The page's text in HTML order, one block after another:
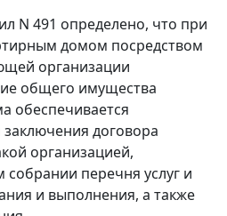
N 491 определено, что при
домом посредством
организации
общего имущества
обеспечивается
договора
организацией,
перечня услуг и
и выполнения, а также